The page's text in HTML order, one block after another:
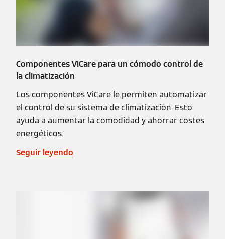
Componentes ViCare para un cómodo control de
la climatización
Los componentes ViCare le permiten automatizar
el control de su sistema de climatización. Esto
ayuda a aumentar la comodidad y ahorrar costes
energéticos.
Seguir leyendo